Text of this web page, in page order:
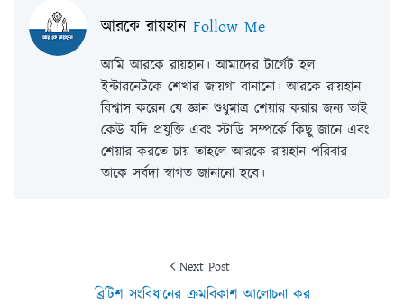
আরকে রায়হান Follow Me
আমি আরকে রায়হান। আমাদের টার্গেট হল
ইন্টারনেটকে শেখার জায়গা বানানো। আরকে রায়হান
বিশ্বাস করেন যে জ্ঞান শুধুমাত্র শেয়ার করার জন্য তাই
কেউ যদি প্রযুক্তি এবং স্টাডি সম্পর্কে কিছু জানে এবং
শেয়ার করতে চায় তাহলে আরকে রায়হান পরিবার
তাকে সর্বদা স্বাগত জানানো হবে।
Next Post
ব্রিটিশ সংবিধানের ক্রমবিকাশ আলোচনা কর